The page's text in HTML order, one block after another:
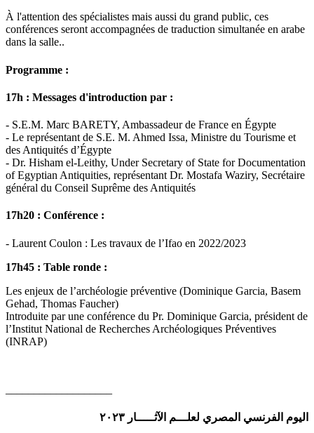
À l'attention des spécialistes mais aussi du grand public, ces
conférences seront accompagnées de traduction simultanée en arabe
dans la salle..
Programme :
17h : Messages d'introduction par :
- S.E.M. Marc BARETY, Ambassadeur de France en Égypte
- Le représentant de S.E. M. Ahmed Issa, Ministre du Tourisme et
des Antiquités d’Égypte
- Dr. Hisham el-Leithy, Under Secretary of State for Documentation
of Egyptian Antiquities, représentant Dr. Mostafa Waziry, Secrétaire
général du Conseil Suprême des Antiquités
17h20 : Conférence :
- Laurent Coulon : Les travaux de l’Ifao en 2022/2023
17h45 : Table ronde :
Les enjeux de l’archéologie préventive (Dominique Garcia, Basem
Gehad, Thomas Faucher)
Introduite par une conférence du Pr. Dominique Garcia, président de
l’Institut National de Recherches Archéologiques Préventives
(INRAP)
اليوم الفرنسي المصري لعلـــم الآثـــــار ٢٠٢٣